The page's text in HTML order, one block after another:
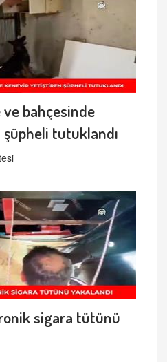
bahçesinde
tutuklandı
sigara tütünü